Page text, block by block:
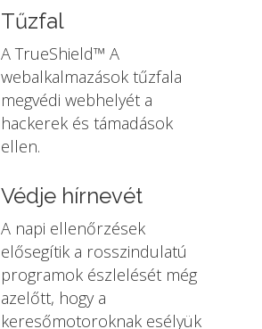
Tűzfal
A TrueShield™ A
webalkalmazások tűzfala
megvédi webhelyét a
hackerek és támadások
ellen.
Védje hírnevét
A napi ellenőrzések
elősegítik a rosszindulatú
programok észlelését még
azelőtt, hogy a
keresőmotoroknak esélyük